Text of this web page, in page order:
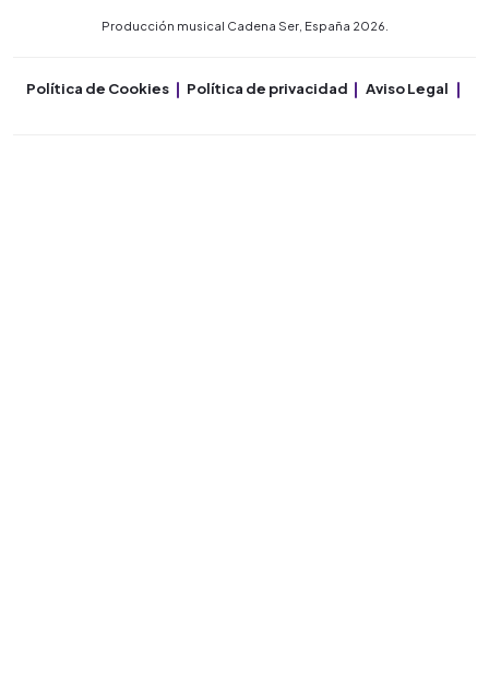
Producción musical Cadena Ser, España 2026.
Política de Cookies Política de privacidad Aviso Legal